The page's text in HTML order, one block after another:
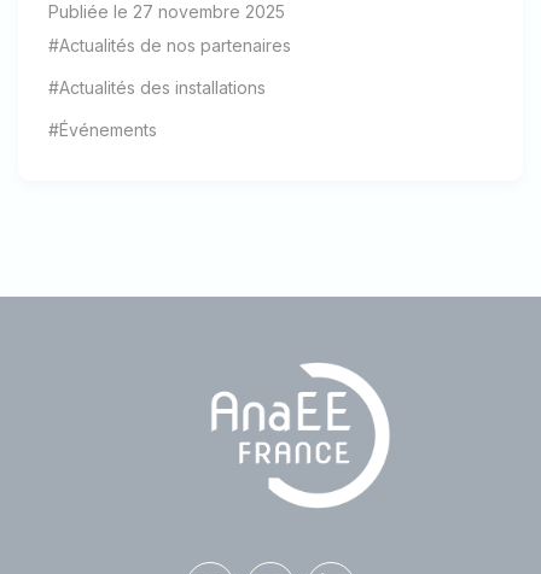
Publiée le 27 novembre 2025
#Actualités de nos partenaires
#Actualités des installations
#Événements